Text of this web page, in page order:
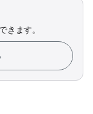
きます。